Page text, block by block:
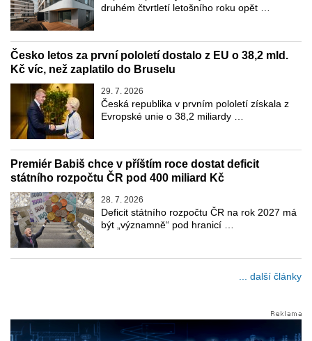
druhém čtvrtletí letošního roku opět …
Česko letos za první pololetí dostalo z EU o 38,2 mld.
Kč víc, než zaplatilo do Bruselu
29. 7. 2026
Česká republika v prvním pololetí získala z
Evropské unie o 38,2 miliardy …
Premiér Babiš chce v příštím roce dostat deficit
státního rozpočtu ČR pod 400 miliard Kč
28. 7. 2026
Deficit státního rozpočtu ČR na rok 2027 má
být „významně“ pod hranicí …
... další články